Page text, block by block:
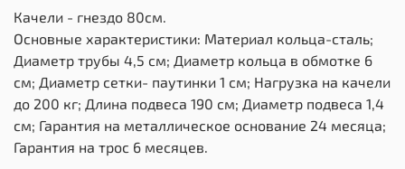
Качели - гнездо 80см.
Основные характеристики: Материал кольца-сталь;
Диаметр трубы 4,5 см; Диаметр кольца в обмотке 6
см; Диаметр сетки- паутинки 1 см; Нагрузка на качели
до 200 кг; Длина подвеса 190 см; Диаметр подвеса 1,4
см; Гарантия на металлическое основание 24 месяца;
Гарантия на трос 6 месяцев.